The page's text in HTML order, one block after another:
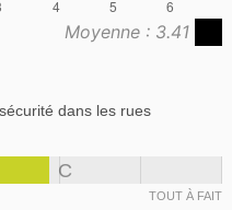
Moyenne : 3.41
dans les rues
C
TOUT À FAIT